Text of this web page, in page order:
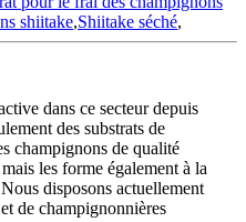
shiitake,Shiitake séché,
dans ce secteur depuis
des substrats de
champignons de qualité
les forme également à la
disposons actuellement
de champignonnières